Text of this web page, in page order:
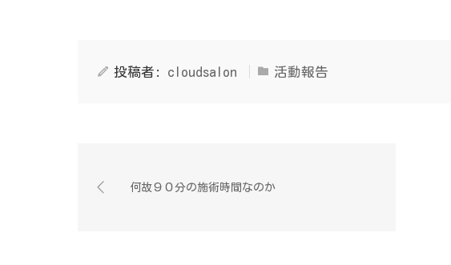
投稿者: cloudsalon 活動報告
何故９０分の施術時間なのか